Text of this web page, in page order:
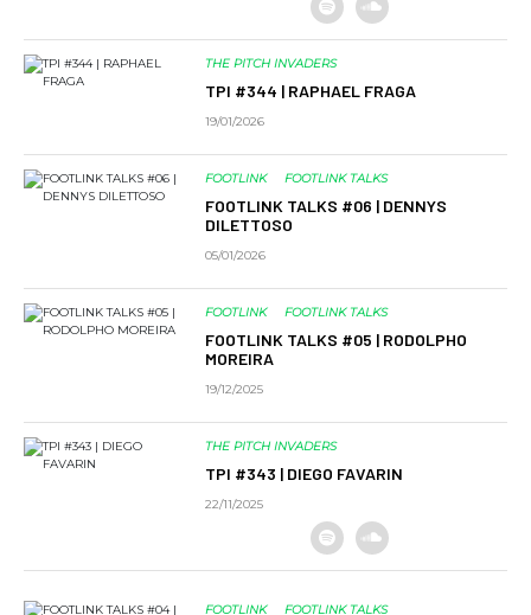
THE PITCH INVADERS
TPI #344 | RAPHAEL FRAGA
19/01/2026
FOOTLINK FOOTLINK TALKS
FOOTLINK TALKS #06 | DENNYS
DILETTOSO
05/01/2026
FOOTLINK FOOTLINK TALKS
FOOTLINK TALKS #05 | RODOLPHO
MOREIRA
19/12/2025
THE PITCH INVADERS
TPI #343 | DIEGO FAVARIN
22/11/2025
FOOTLINK FOOTLINK TALKS